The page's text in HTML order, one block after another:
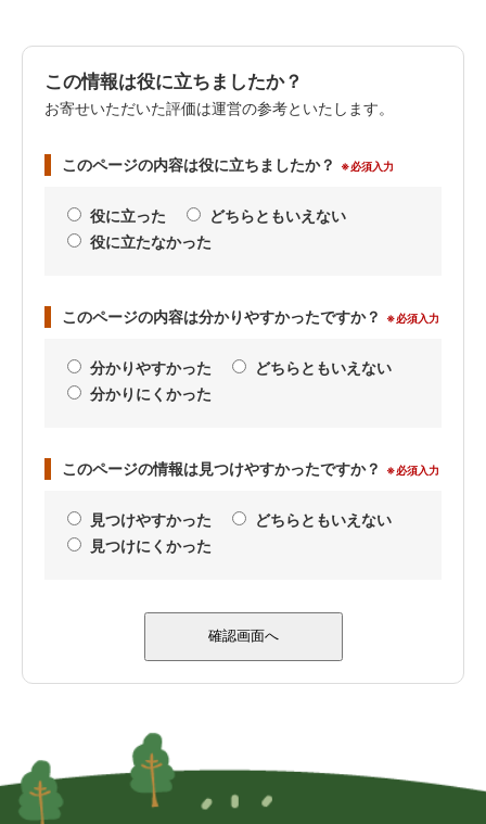
この情報は役に立ちましたか？
お寄せいただいた評価は運営の参考といたします。
このページの内容は役に立ちましたか？ ※必須入力
役に立った
どちらともいえない
役に立たなかった
このページの内容は分かりやすかったですか？ ※必須入力
分かりやすかった
どちらともいえない
分かりにくかった
このページの情報は見つけやすかったですか？ ※必須入力
見つけやすかった
どちらともいえない
見つけにくかった